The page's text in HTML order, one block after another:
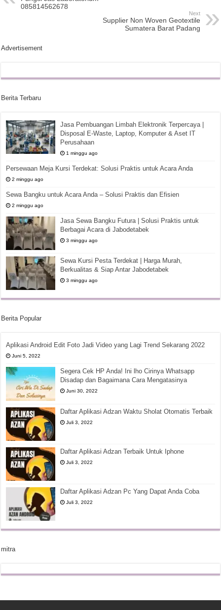
085814562678
Next
Supplier Non Woven Geotextile
Sumatera Barat Padang
Advertisement
Berita Terbaru
Jasa Pembuangan Limbah Elektronik Terpercaya |
Disposal E-Waste, Laptop, Komputer & Aset IT
Perusahaan
1 minggu ago
Persewaan Meja Kursi Terdekat: Solusi Praktis untuk Acara Anda
2 minggu ago
Sewa Bangku untuk Acara Anda – Solusi Praktis dan Efisien
2 minggu ago
Jasa Sewa Bangku Futura | Solusi Praktis untuk
Berbagai Acara di Jabodetabek
3 minggu ago
Sewa Kursi Pesta Terdekat | Harga Murah,
Berkualitas & Siap Antar Jabodetabek
3 minggu ago
Berita Popular
Aplikasi Android Edit Foto Jadi Video yang Lagi Trend Sekarang 2022
Juni 5, 2022
Segera Cek HP Anda! Ini lho Cirinya Whatsapp
Disadap dan Bagaimana Cara Mengatasinya
Juni 30, 2022
Daftar Aplikasi Adzan Waktu Sholat Otomatis Terbaik
Juli 3, 2022
Daftar Aplikasi Adzan Terbaik Untuk Iphone
Juli 3, 2022
Daftar Aplikasi Adzan Pc Yang Dapat Anda Coba
Juli 3, 2022
mitra